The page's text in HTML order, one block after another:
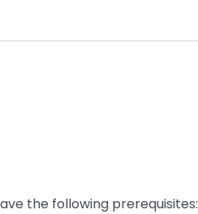
the following prerequisites: